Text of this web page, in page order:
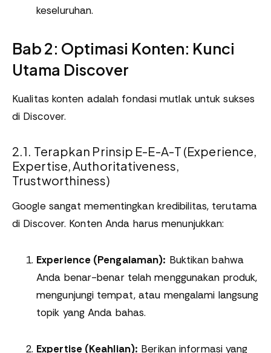
keseluruhan.
Bab 2: Optimasi Konten: Kunci
Utama Discover
Kualitas konten adalah fondasi mutlak untuk sukses
di Discover.
2.1. Terapkan Prinsip E-E-A-T (Experience,
Expertise, Authoritativeness,
Trustworthiness)
Google sangat mementingkan kredibilitas, terutama
di Discover. Konten Anda harus menunjukkan:
Experience (Pengalaman): Buktikan bahwa
Anda benar-benar telah menggunakan produk,
mengunjungi tempat, atau mengalami langsung
topik yang Anda bahas.
Expertise (Keahlian): Berikan informasi yang